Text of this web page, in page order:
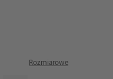
Rozmiarowe